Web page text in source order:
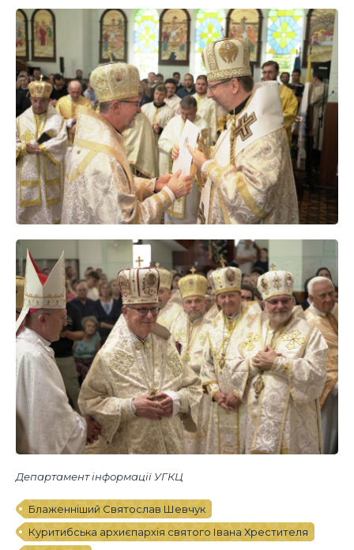
Департамент інформації УГКЦ
Блаженніший Святослав Шевчук
Куритибська архиєпархія святого Івана Хрестителя